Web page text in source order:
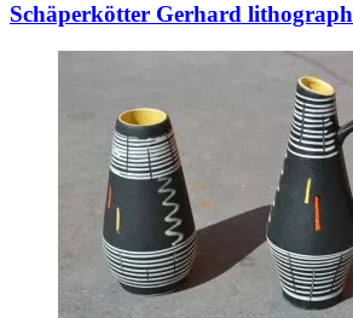
Schäperkötter Gerhard lithograph